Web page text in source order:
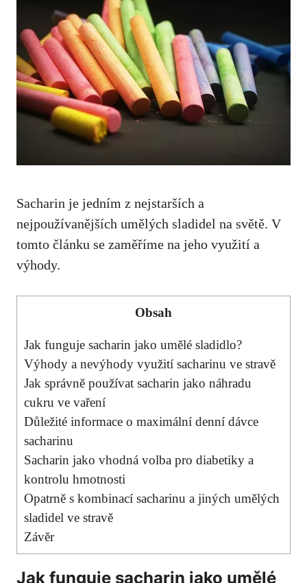
Sacharin je jedním ⁣z nejstarších a
nejpoužívanějších ⁢umělých sladidel na světě. V⁤
tomto ⁣článku​ se zaměříme⁢ na jeho využití ​a
výhody.
Obsah
Jak⁢ funguje⁤ sacharin⁢ jako umělé sladidlo?
Výhody a nevýhody ‌využití sacharinu ve⁣ stravě
Jak‍ správně používat sacharin jako náhradu‍
cukru ve vaření
Důležité⁢ informace o maximální ‌denní dávce
sacharinu
Sacharin jako vhodná volba pro diabetiky a
‍kontrolu ⁢hmotnosti
Opatrně s kombinací ⁣sacharinu ‍a ⁤jiných umělých
sladidel⁤ ve stravě
Závěr
Jak⁢ funguje⁤ sacharin⁢ jako umělé